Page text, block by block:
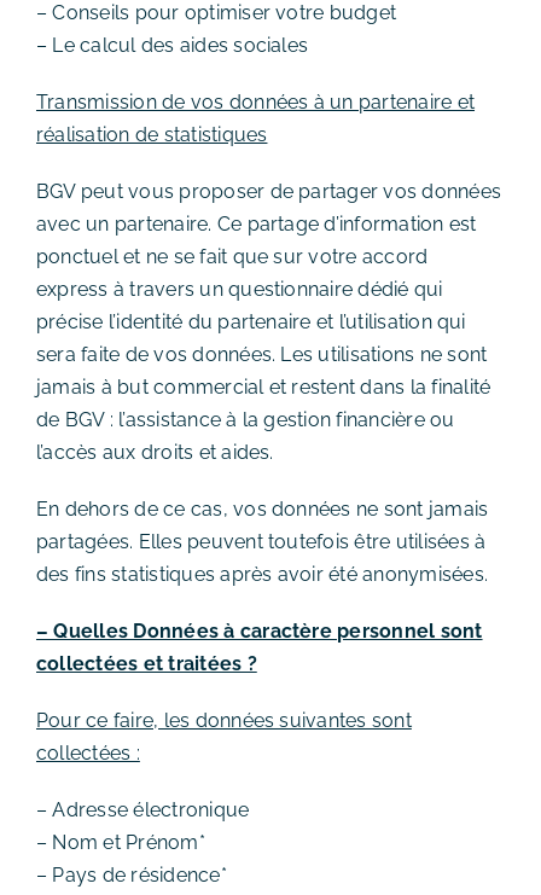
– Conseils pour optimiser votre budget
– Le calcul des aides sociales
Transmission de vos données à un partenaire et
réalisation de statistiques
BGV peut vous proposer de partager vos données
avec un partenaire. Ce partage d’information est
ponctuel et ne se fait que sur votre accord
express à travers un questionnaire dédié qui
précise l’identité du partenaire et l’utilisation qui
sera faite de vos données. Les utilisations ne sont
jamais à but commercial et restent dans la finalité
de BGV : l’assistance à la gestion financière ou
l’accès aux droits et aides.
En dehors de ce cas, vos données ne sont jamais
partagées. Elles peuvent toutefois être utilisées à
des fins statistiques après avoir été anonymisées.
– Quelles Données à caractère personnel sont
collectées et traitées ?
Pour ce faire, les données suivantes sont
collectées :
– Adresse électronique
– Nom et Prénom*
– Pays de résidence*